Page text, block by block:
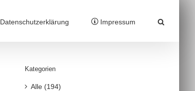
Datenschutzerklärung Impressum
Kategorien
Alle (194)